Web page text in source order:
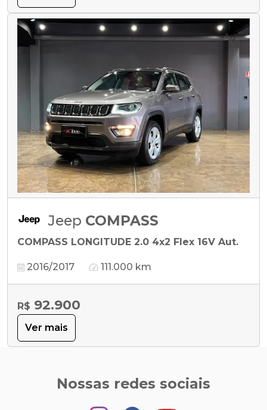
Jeep COMPASS
COMPASS LONGITUDE 2.0 4x2 Flex 16V Aut.
2016/2017 111.000 km
R$ 92.900
Ver mais
Nossas redes sociais